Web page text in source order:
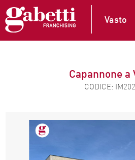
Vasto
Capannone a
CODICE: